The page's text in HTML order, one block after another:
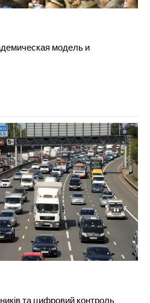
модель и
та цифровий контроль